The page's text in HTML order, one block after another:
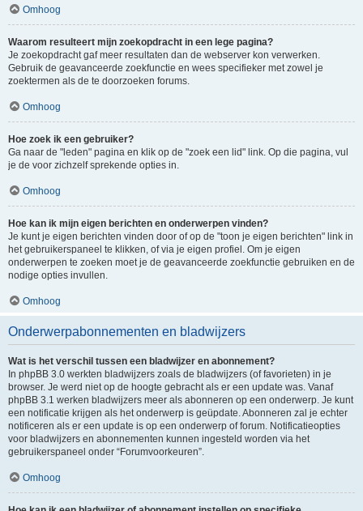
Omhoog
Waarom resulteert mijn zoekopdracht in een lege pagina?
Je zoekopdracht gaf meer resultaten dan de webserver kon verwerken.
Gebruik de geavanceerde zoekfunctie en wees specifieker met zowel je
zoektermen als de te doorzoeken forums.
Omhoog
Hoe zoek ik een gebruiker?
Ga naar de "leden" pagina en klik op de "zoek een lid" link. Op die pagina, vul
je de voor zichzelf sprekende opties in.
Omhoog
Hoe kan ik mijn eigen berichten en onderwerpen vinden?
Je kunt je eigen berichten vinden door of op de "toon je eigen berichten" link in
het gebruikerspaneel te klikken, of via je eigen profiel. Om je eigen
onderwerpen te zoeken moet je de geavanceerde zoekfunctie gebruiken en de
nodige opties invullen.
Omhoog
Onderwerpabonnementen en bladwijzers
Wat is het verschil tussen een bladwijzer en abonnement?
In phpBB 3.0 werkten bladwijzers zoals de bladwijzers (of favorieten) in je
browser. Je werd niet op de hoogte gebracht als er een update was. Vanaf
phpBB 3.1 werken bladwijzers meer als abonneren op een onderwerp. Je kunt
een notificatie krijgen als het onderwerp is geüpdate. Abonneren zal je echter
notificeren als er een update is op een onderwerp of forum. Notificatieopties
voor bladwijzers en abonnementen kunnen ingesteld worden via het
gebruikerspaneel onder “Forumvoorkeuren”.
Omhoog